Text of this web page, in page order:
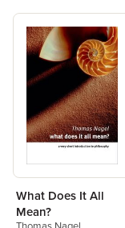
What Does It All
Mean?